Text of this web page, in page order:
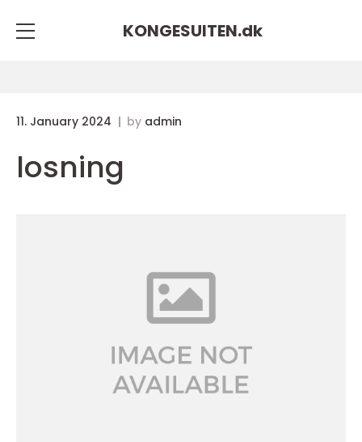
KONGESUITEN.dk
11. January 2024 by admin
losning